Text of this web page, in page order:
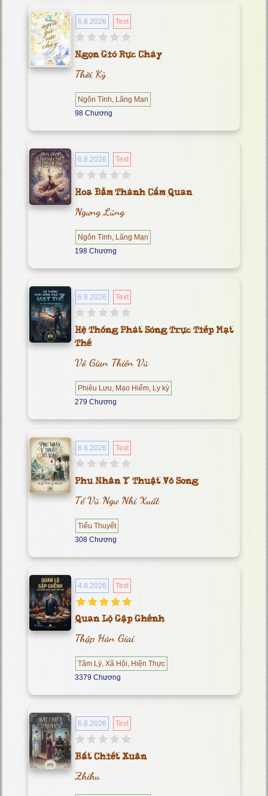
6.8.2026 Text
Ngọn Gió Rực Cháy
Thời Kỳ
Ngôn Tình, Lãng Mạn
98 Chương
6.8.2026 Text
Hoa Đẫm Thành Cẩm Quan
Ngưng Lũng
Ngôn Tình, Lãng Mạn
198 Chương
6.8.2026 Text
Hệ Thống Phát Sóng Trực Tiếp Mạt
Thế
Vô Gian Thiên Vũ
Phiêu Lưu, Mạo Hiểm, Ly kỳ
279 Chương
6.8.2026 Text
Phu Nhân Y Thuật Vô Song
Tế Vũ Ngư Nhi Xuất
Tiểu Thuyết
308 Chương
4.8.2026 Text
Quan Lộ Gập Ghềnh
Thập Hàn Giai
Tâm Lý, Xã Hội, Hiện Thực
3379 Chương
6.8.2026 Text
Bất Chiết Xuân
Zhihu